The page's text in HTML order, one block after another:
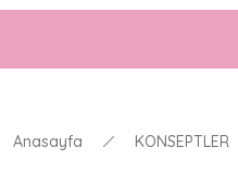
Anasayfa KONSEPTLER